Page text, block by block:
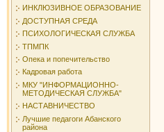
ИНКЛЮЗИВНОЕ ОБРАЗОВАНИЕ
ДОСТУПНАЯ СРЕДА
ПСИХОЛОГИЧЕСКАЯ СЛУЖБА
ТПМПК
Опека и попечительство
Кадровая работа
МКУ "ИНФОРМАЦИОННО-
МЕТОДИЧЕСКАЯ СЛУЖБА"
НАСТАВНИЧЕСТВО
Лучшие педагоги Абанского
района